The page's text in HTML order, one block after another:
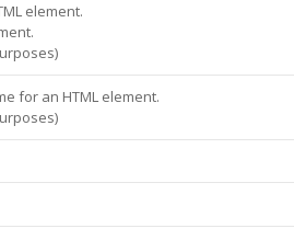
element.
for an HTML element.